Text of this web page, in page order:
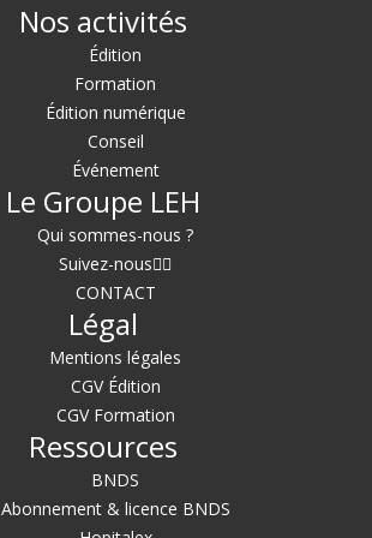
Nos activités
Édition
Formation
Édition numérique
Conseil
Événement
Le Groupe LEH
Qui sommes-nous ?
Suivez-nous
CONTACT
Légal
Mentions légales
CGV Édition
CGV Formation
Ressources
BNDS
Abonnement & licence BNDS